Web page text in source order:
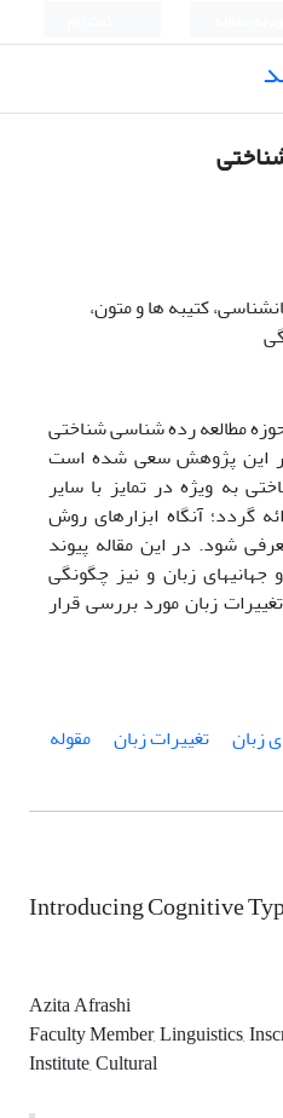
کتیبه ها و متون،
مطالعه رده شناسی شناختی
این پژوهش سعی شده است
به ویژه در تمایز با سایر
گردد؛ آنگاه ابزارهای روش
شود. در این مقاله پیوند
زبان و نیز چگونگی
زبان مورد بررسی قرار
زبان تغییرات زبان
مقوله
Introducing Cognitive
Azita Afrashi
Faculty Member, Linguistics,
Institute, Cultural